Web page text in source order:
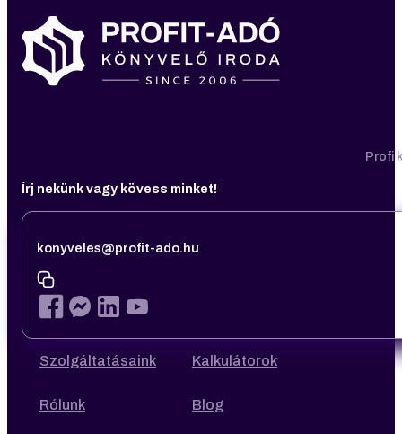
Profi
Írj nekünk vagy kövess minket!
konyveles@profit-ado.hu
Szolgáltatásaink Kalkulátorok
Rólunk Blog